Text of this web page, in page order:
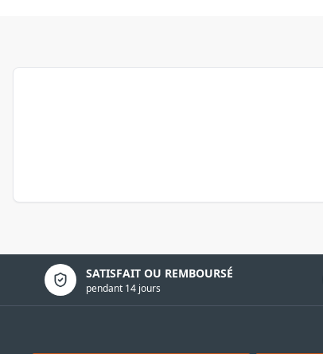
SATISFAIT OU REMBOURSÉ
pendant 14 jours
Politique de confidentialité